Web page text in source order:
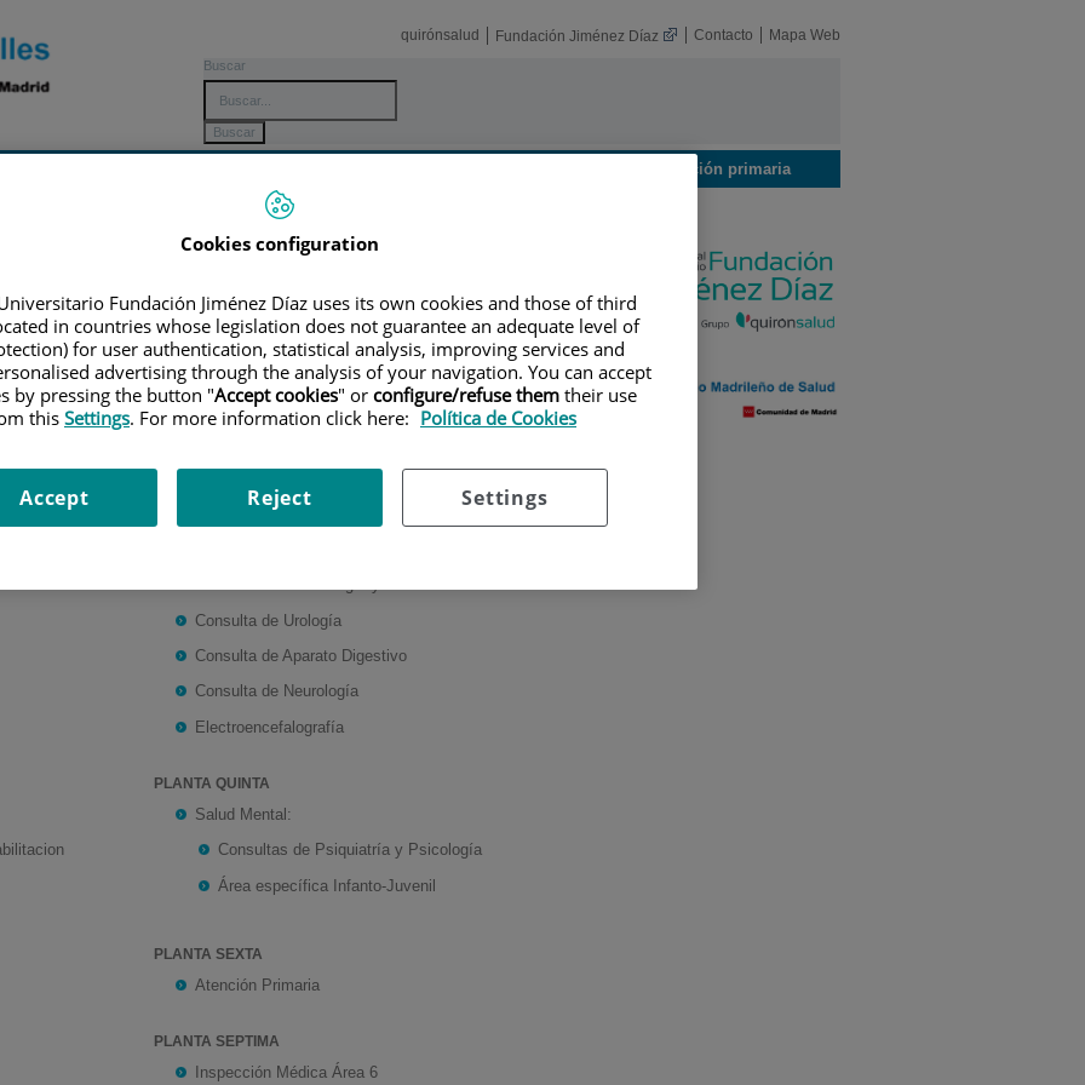
quirónsalud Fundación Jiménez Díaz Contacto Mapa Web
Buscar
Centros de atención primaria
PLANTA TERCERA
Consulta de Dermatología
Consulta de Otorrinolaringología
Consulta de Endocrinología
Consulta de Urología
Consulta de Aparato Digestivo
Consulta de Neurología
Electroencefalografía
PLANTA QUINTA
Salud Mental:
Consultas de Psiquiatría y Psicología
Área específica Infanto-Juvenil
PLANTA SEXTA
Atención Primaria
PLANTA SEPTIMA
Inspección Médica Área 6
Cookies configuration
Fundación Jiménez Díaz uses its own cookies and those of third
in countries whose legislation does not guarantee an adequate level of
for user authentication, statistical analysis, improving services and
advertising through the analysis of your navigation. You can accept
by pressing the button "Accept cookies" or configure/refuse them their use
thisSettings. For more information click here: Política de Cookies
Settings
Reject
Accept